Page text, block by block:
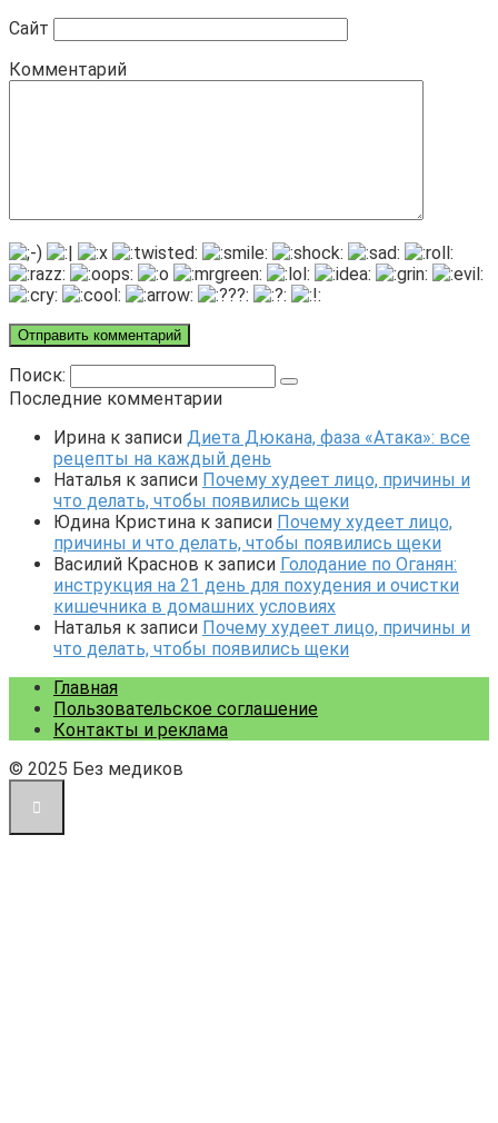
Сайт
Комментарий
Поиск:
Последние комментарии
Ирина к записи Диета Дюкана, фаза «Атака»: все
рецепты на каждый день
Наталья к записи Почему худеет лицо, причины и
что делать, чтобы появились щеки
Юдина Кристина к записи Почему худеет лицо,
причины и что делать, чтобы появились щеки
Василий Краснов к записи Голодание по Оганян:
инструкция на 21 день для похудения и очистки
кишечника в домашних условиях
Наталья к записи Почему худеет лицо, причины и
что делать, чтобы появились щеки
Главная
Пользовательское соглашение
Контакты и реклама
© 2025 Без медиков